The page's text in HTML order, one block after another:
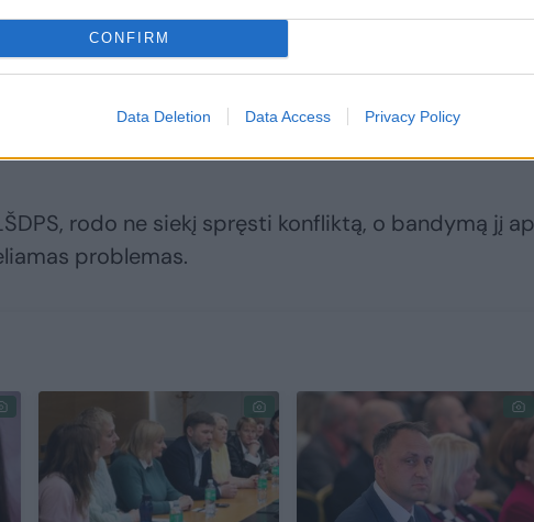
CONFIRM
Data Deletion Data Access Privacy Policy
poveikio metodai, kuriais siekta palaužti darbuotojų
teisėto dalyvavimo streike.
rodo ne siekį spręsti konfliktą, o bandymą jį
problemas.